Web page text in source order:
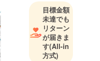
目標金額
未達でも
リターン
が届きま
す(All-in
方式)